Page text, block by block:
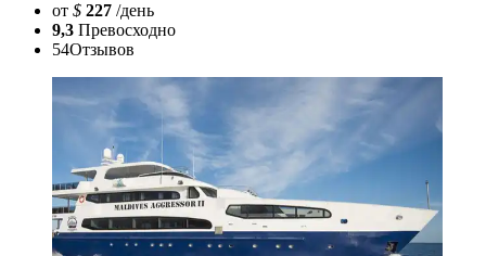
от $ 227 /день
9,3 Превосходно
54Отзывов